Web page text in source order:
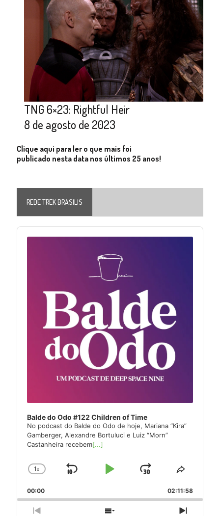
TNG 6×23: Rightful Heir
8 de agosto de 2023
Clique aqui para ler o que mais foi
publicado nesta data nos últimos 25 anos!
REDE TREK BRASILIS
Audio
Player
Balde do Odo #122 Children of Time
No podcast do Balde do Odo de hoje, Mariana “Kira”
Gamberger, Alexandre Bortuluci e Luiz “Morn”
Castanheira recebem[...]
Change
Rate
1x
Skip
Play
Jump
Forward
Share
Episode
00:00 02:11:58